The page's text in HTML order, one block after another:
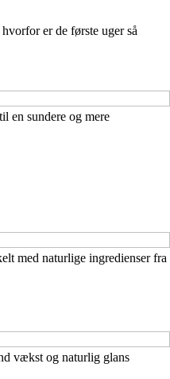
er de første uger så
en sundere og mere
med naturlige ingredienser fra
vækst og naturlig glans